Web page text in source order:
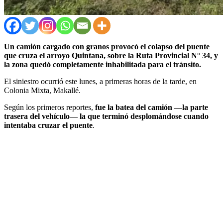
Un camión cargado con granos provocó el colapso del puente
que cruza el arroyo Quintana, sobre la Ruta Provincial N° 34, y
la zona quedó completamente inhabilitada para el tránsito.
El siniestro ocurrió este lunes, a primeras horas de la tarde, en
Colonia Mixta, Makallé.
Según los primeros reportes, fue la batea del camión —la parte
trasera del vehículo— la que terminó desplomándose cuando
intentaba cruzar el puente.